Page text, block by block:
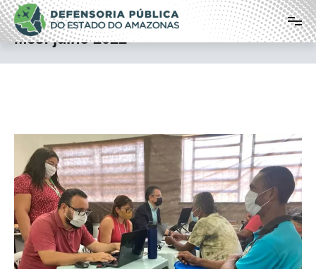
Pular
para
o
conteúdo
Defensoria Pública do Estado do
Amazonas
Mês:julho 2022